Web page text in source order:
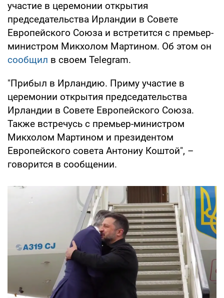
участие в церемонии открытия
председательства Ирландии в Совете
Европейского Союза и встретится с премьер-
министром Микхолом Мартином. Об этом он
сообщил в своем Telegram.
"Прибыл в Ирландию. Приму участие в
церемонии открытия председательства
Ирландии в Совете Европейского Союза.
Также встречусь с премьер-министром
Микхолом Мартином и президентом
Европейского совета Антониу Коштой", –
говорится в сообщении.